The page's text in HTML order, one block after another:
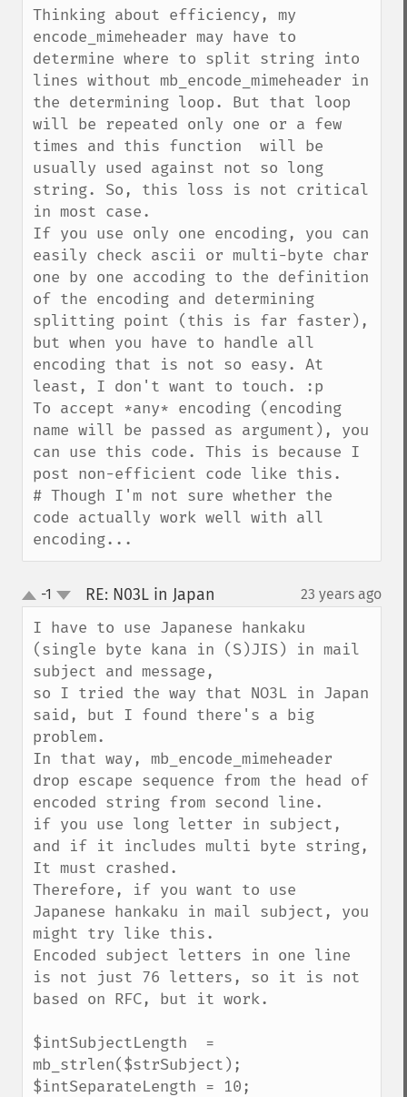
Thinking about efficiency, my
encode_mimeheader may have to
determine where to split string into
lines without mb_encode_mimeheader in
the determining loop. But that loop
will be repeated only one or a few
times and this function  will be
usually used against not so long
string. So, this loss is not critical
in most case.
If you use only one encoding, you can
easily check ascii or multi-byte char
one by one accoding to the definition
of the encoding and determining
splitting point (this is far faster),
but when you have to handle all
encoding that is not so easy. At
least, I don't want to touch. :p
To accept *any* encoding (encoding
name will be passed as argument), you
can use this code. This is because I
post non-efficient code like this.
# Though I'm not sure whether the
code actually work well with all
encoding...
up
down
-1 RE: N03L in Japan 23 years ago
I have to use Japanese hankaku
(single byte kana in (S)JIS) in mail
subject and message,
so I tried the way that NO3L in Japan
said, but I found there's a big
problem.
In that way, mb_encode_mimeheader
drop escape sequence from the head of
encoded string from second line.
if you use long letter in subject,
and if it includes multi byte string,
It must crashed.
Therefore, if you want to use
Japanese hankaku in mail subject, you
might try like this.
Encoded subject letters in one line
is not just 76 letters, so it is not
based on RFC, but it work.
$intSubjectLength  =
mb_strlen($strSubject);
$intSeparateLength = 10;